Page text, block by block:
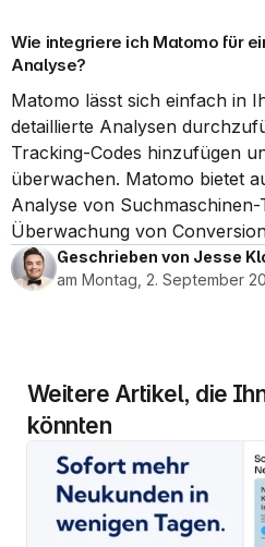
Wie integriere ich Matomo für
Analyse?
Matomo lässt sich einfach in
detaillierte Analysen
Tracking-Codes hinzufügen
überwachen. Matomo bietet
Analyse von
Überwachung von
Geschrieben von Jesse
am Montag, 2. September
Weitere Artikel, die
könnten